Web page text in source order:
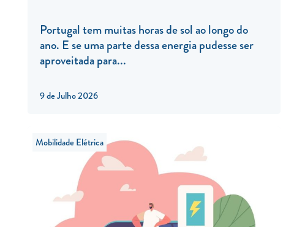
9 de Julho 2026
Portugal tem muitas horas de sol ao longo do
ano. E se uma parte dessa energia pudesse ser
aproveitada para...
Mobilidade Elétrica